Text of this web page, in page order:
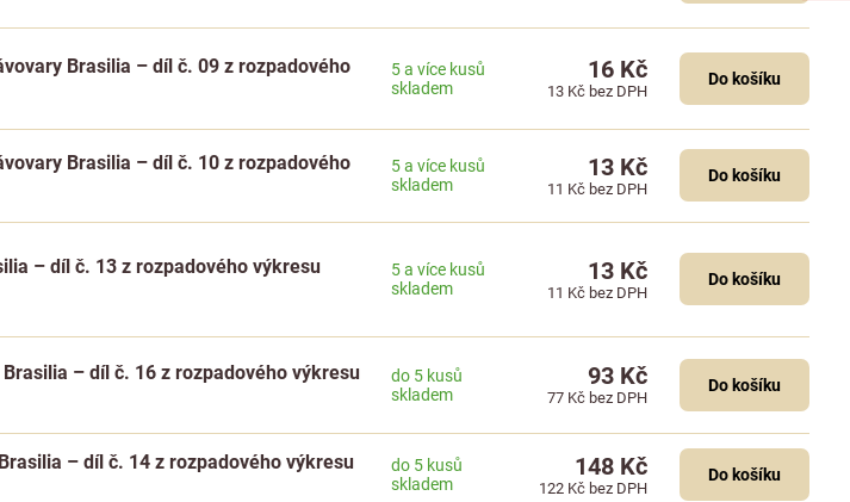
Brasilia – díl č. 09 z rozpadového
5 a více kusů
skladem
16 Kč
13 Kč bez DPH
Do košíku
Brasilia – díl č. 10 z rozpadového
5 a více kusů
skladem
13 Kč
11 Kč bez DPH
Do košíku
– díl č. 13 z rozpadového výkresu
5 a více kusů
skladem
13 Kč
11 Kč bez DPH
Do košíku
– díl č. 16 z rozpadového výkresu
do 5 kusů
skladem
93 Kč
77 Kč bez DPH
Do košíku
– díl č. 14 z rozpadového výkresu
do 5 kusů
skladem
148 Kč
122 Kč bez DPH
Do košíku